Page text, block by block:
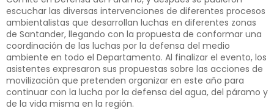
escuchar las diversas intervenciones de diferentes procesos
ambientalistas que desarrollan luchas en diferentes zonas
de Santander, llegando con la propuesta de conformar una
coordinación de las luchas por la defensa del medio
ambiente en todo el Departamento. Al finalizar el evento, los
asistentes expresaron sus propuestas sobre las acciones de
movilización que pretenden organizar en este año para
continuar con la lucha por la defensa del agua, del páramo y
de la vida misma en la región.